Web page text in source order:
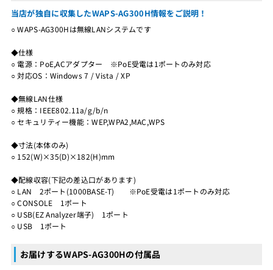
当店が独自に収集したWAPS-AG300H情報をご説明！
○ WAPS-AG300Hは無線LANシステムです
◆仕様
○ 電源：PoE,ACアダプター ※PoE受電は1ポートのみ対応
○ 対応OS：Windows 7 / Vista / XP
◆無線LAN仕様
○ 規格：IEEE802.11a/g/b/n
○ セキュリティー機能：WEP,WPA2,MAC,WPS
◆寸法(本体のみ)
○ 152(W)×35(D)×182(H)mm
◆配線収容(下記の差込口があります)
○ LAN 2ポート(1000BASE-T) ※PoE受電は1ポートのみ対応
○ CONSOLE 1ポート
○ USB(EZ Analyzer端子) 1ポート
○ USB 1ポート
お届けするWAPS-AG300Hの付属品